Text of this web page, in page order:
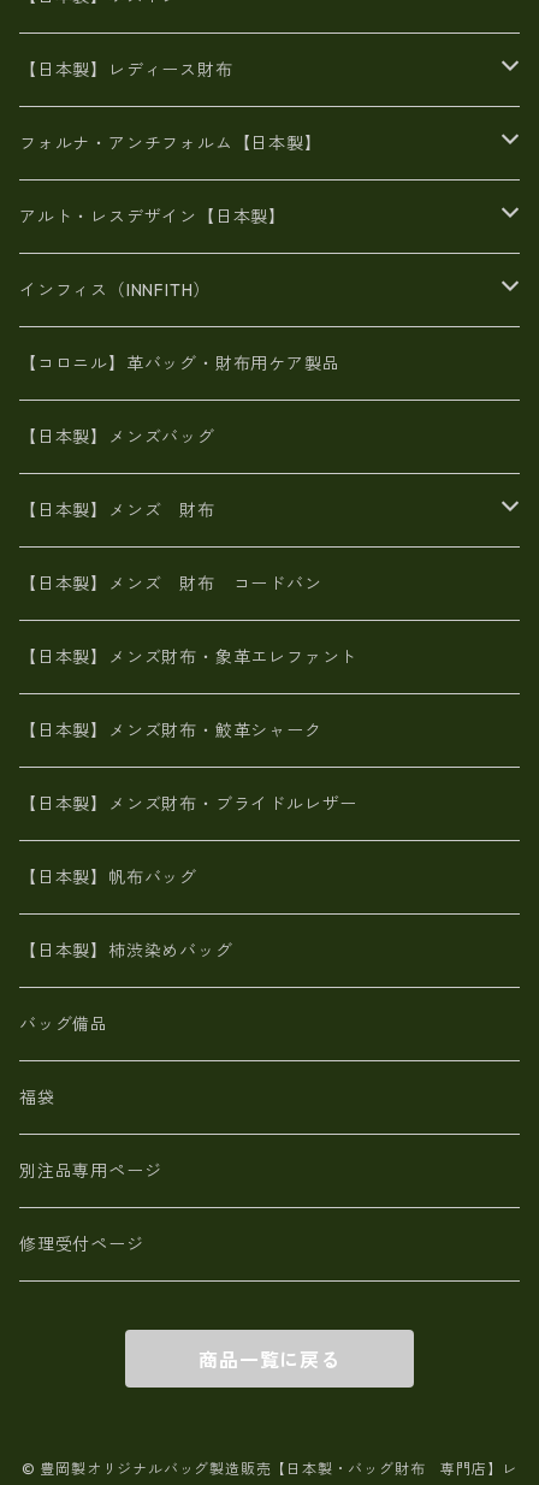
がま口
リネン
メタリック
スエード
牛革
メタリック
オイルレザー
６号蝋引き帆布
豊岡製品
エナメルクロコ
がま口
斜め掛け
豊岡製
日本製
【日本製】レディース財布
二つ折り財布
がま口財布
スペインレザー
メタリック
長財布
スペインレザー
佐賀牛革
革友禅染め
ポーテッド
L字ファスナー財布
スペインレザー
革友禅染め
メタリック
ポーチ
ヌメ革
革友禅染め
財布ショルダー
ヌメ革
がま口財布
革友禅染め
山羊革
火山灰染め
名刺入れ・キーケース、他
フォルナ・アンチフォルム【日本製】
BAG
財布・小物
アルト・レスデザイン【日本製】
BAG
財布・小物
インフィス（INNFITH）
BAG
財布・小物
【コロニル】革バッグ・財布用ケア製品
【日本製】メンズバッグ
【日本製】メンズ 財布
象革エレファント【日本製】メンズ 財布
鮫革シャーク【日本製】メンズ 財布
ブライドルレザー【日本製】メンズ 財布
MAISON de HIROAN 【日本製】メンズ 財布
栃木レザー 【日本製】メンズ 財布
革小物・財布【日本製】メンズ レディース
【日本製】メンズ 財布 アザラシ革(シールスキン)
【日本製】メンズ 財布 コードバン
【日本製】メンズ財布・象革エレファント
【日本製】メンズ財布・鮫革シャーク
【日本製】メンズ財布・ブライドルレザー
【日本製】帆布バッグ
【日本製】柿渋染めバッグ
バッグ備品
福袋
別注品専用ページ
修理受付ページ
商品一覧に戻る
© 豊岡製オリジナルバッグ製造販売【日本製・バッグ財布 専門店】レ